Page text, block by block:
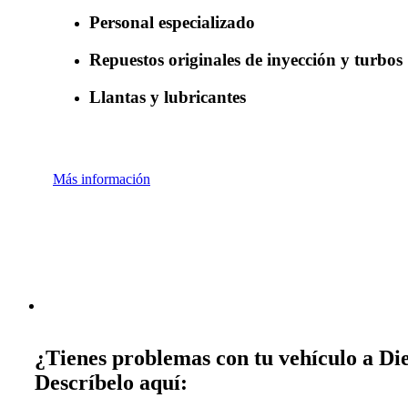
Personal especializado
Repuestos originales de inyección y turbos
Llantas y lubricantes
Más información
¿Tienes problemas con tu vehículo a
Descríbelo aquí: